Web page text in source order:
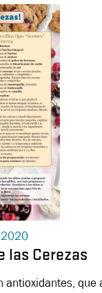
las Cerezas
antioxidantes, que